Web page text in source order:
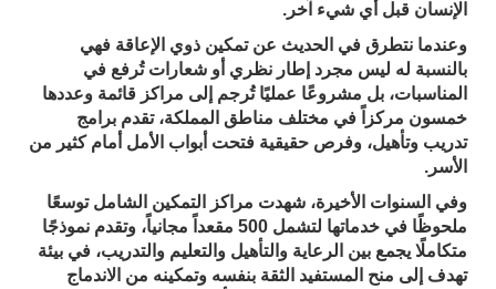
الإنسان قبل أي شيء آخر.
وعندما نتطرق في الحديث عن تمكين ذوي الإعاقة فهي
بالنسبة له ليس مجرد إطار نظري أو شعارات تُرفع في
المناسبات، بل مشروعًا عمليًا تُرجم إلى مراكز قائمة وعددها
خمسون مركزاً في مختلف مناطق المملكة، تقدم برامج
تدريب وتأهيل، وفرص حقيقية فتحت أبواب الأمل أمام كثير من
الأسر.
وفي السنوات الأخيرة، شهدت مراكز التمكين الشامل توسعًا
ملحوظًا في خدماتها لتشمل 500 مقعداً مجانياً، وتقدم نموذجًا
متكاملًا يجمع بين الرعاية والتأهيل والتعليم والتدريب، في بيئة
تهدف إلى منح المستفيد الثقة بنفسه وتمكينه من الاندماج